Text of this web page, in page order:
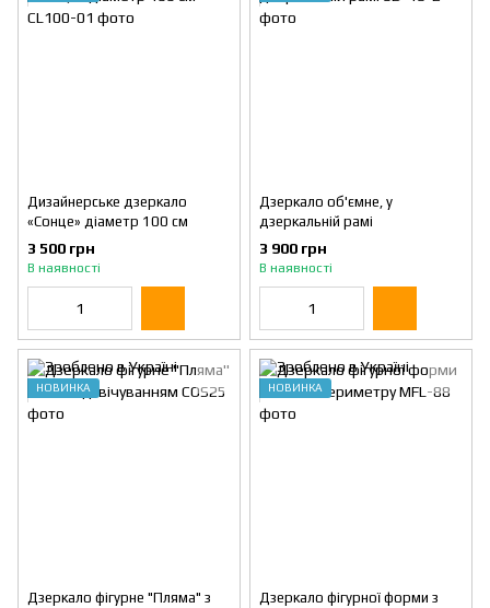
Дизайнерське дзеркало
«Сонце» діаметр 100 см
3 500 грн
В наявності
Дзеркало об'ємне, у
дзеркальній рамі
3 900 грн
В наявності
НОВИНКА
Дзеркало фігурне "Пляма" з
НОВИНКА
Дзеркало фігурної форми з